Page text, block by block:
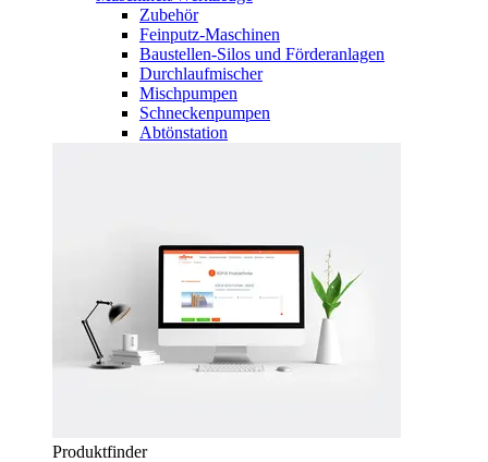
Zubehör
Feinputz-Maschinen
Baustellen-Silos und Förderanlagen
Durchlaufmischer
Mischpumpen
Schneckenpumpen
Abtönstation
Produktfinder